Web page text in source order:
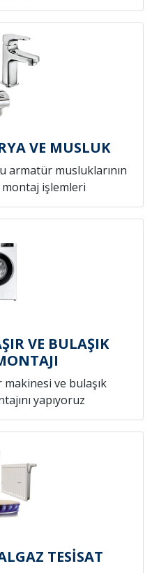
VE MUSLUK
armatür musluklarının
işlemleri
VE BULAŞIK
makinesi ve bulaşık
yapıyoruz
TESİSAT